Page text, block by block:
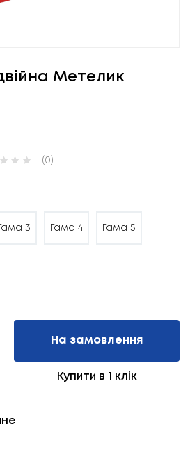
Метелик
(0)
Гама 3 Гама 4 Гама 5
На замовлення
Купити в 1 клік